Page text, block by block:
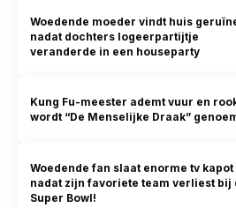
Woedende moeder vindt huis
nadat dochters logeerpartijtje
veranderde in een houseparty
Kung Fu-meester ademt vuur en
wordt “De Menselijke Draak”
Woedende fan slaat enorme tv kapot
nadat zijn favoriete team verliest bij
Super Bowl!